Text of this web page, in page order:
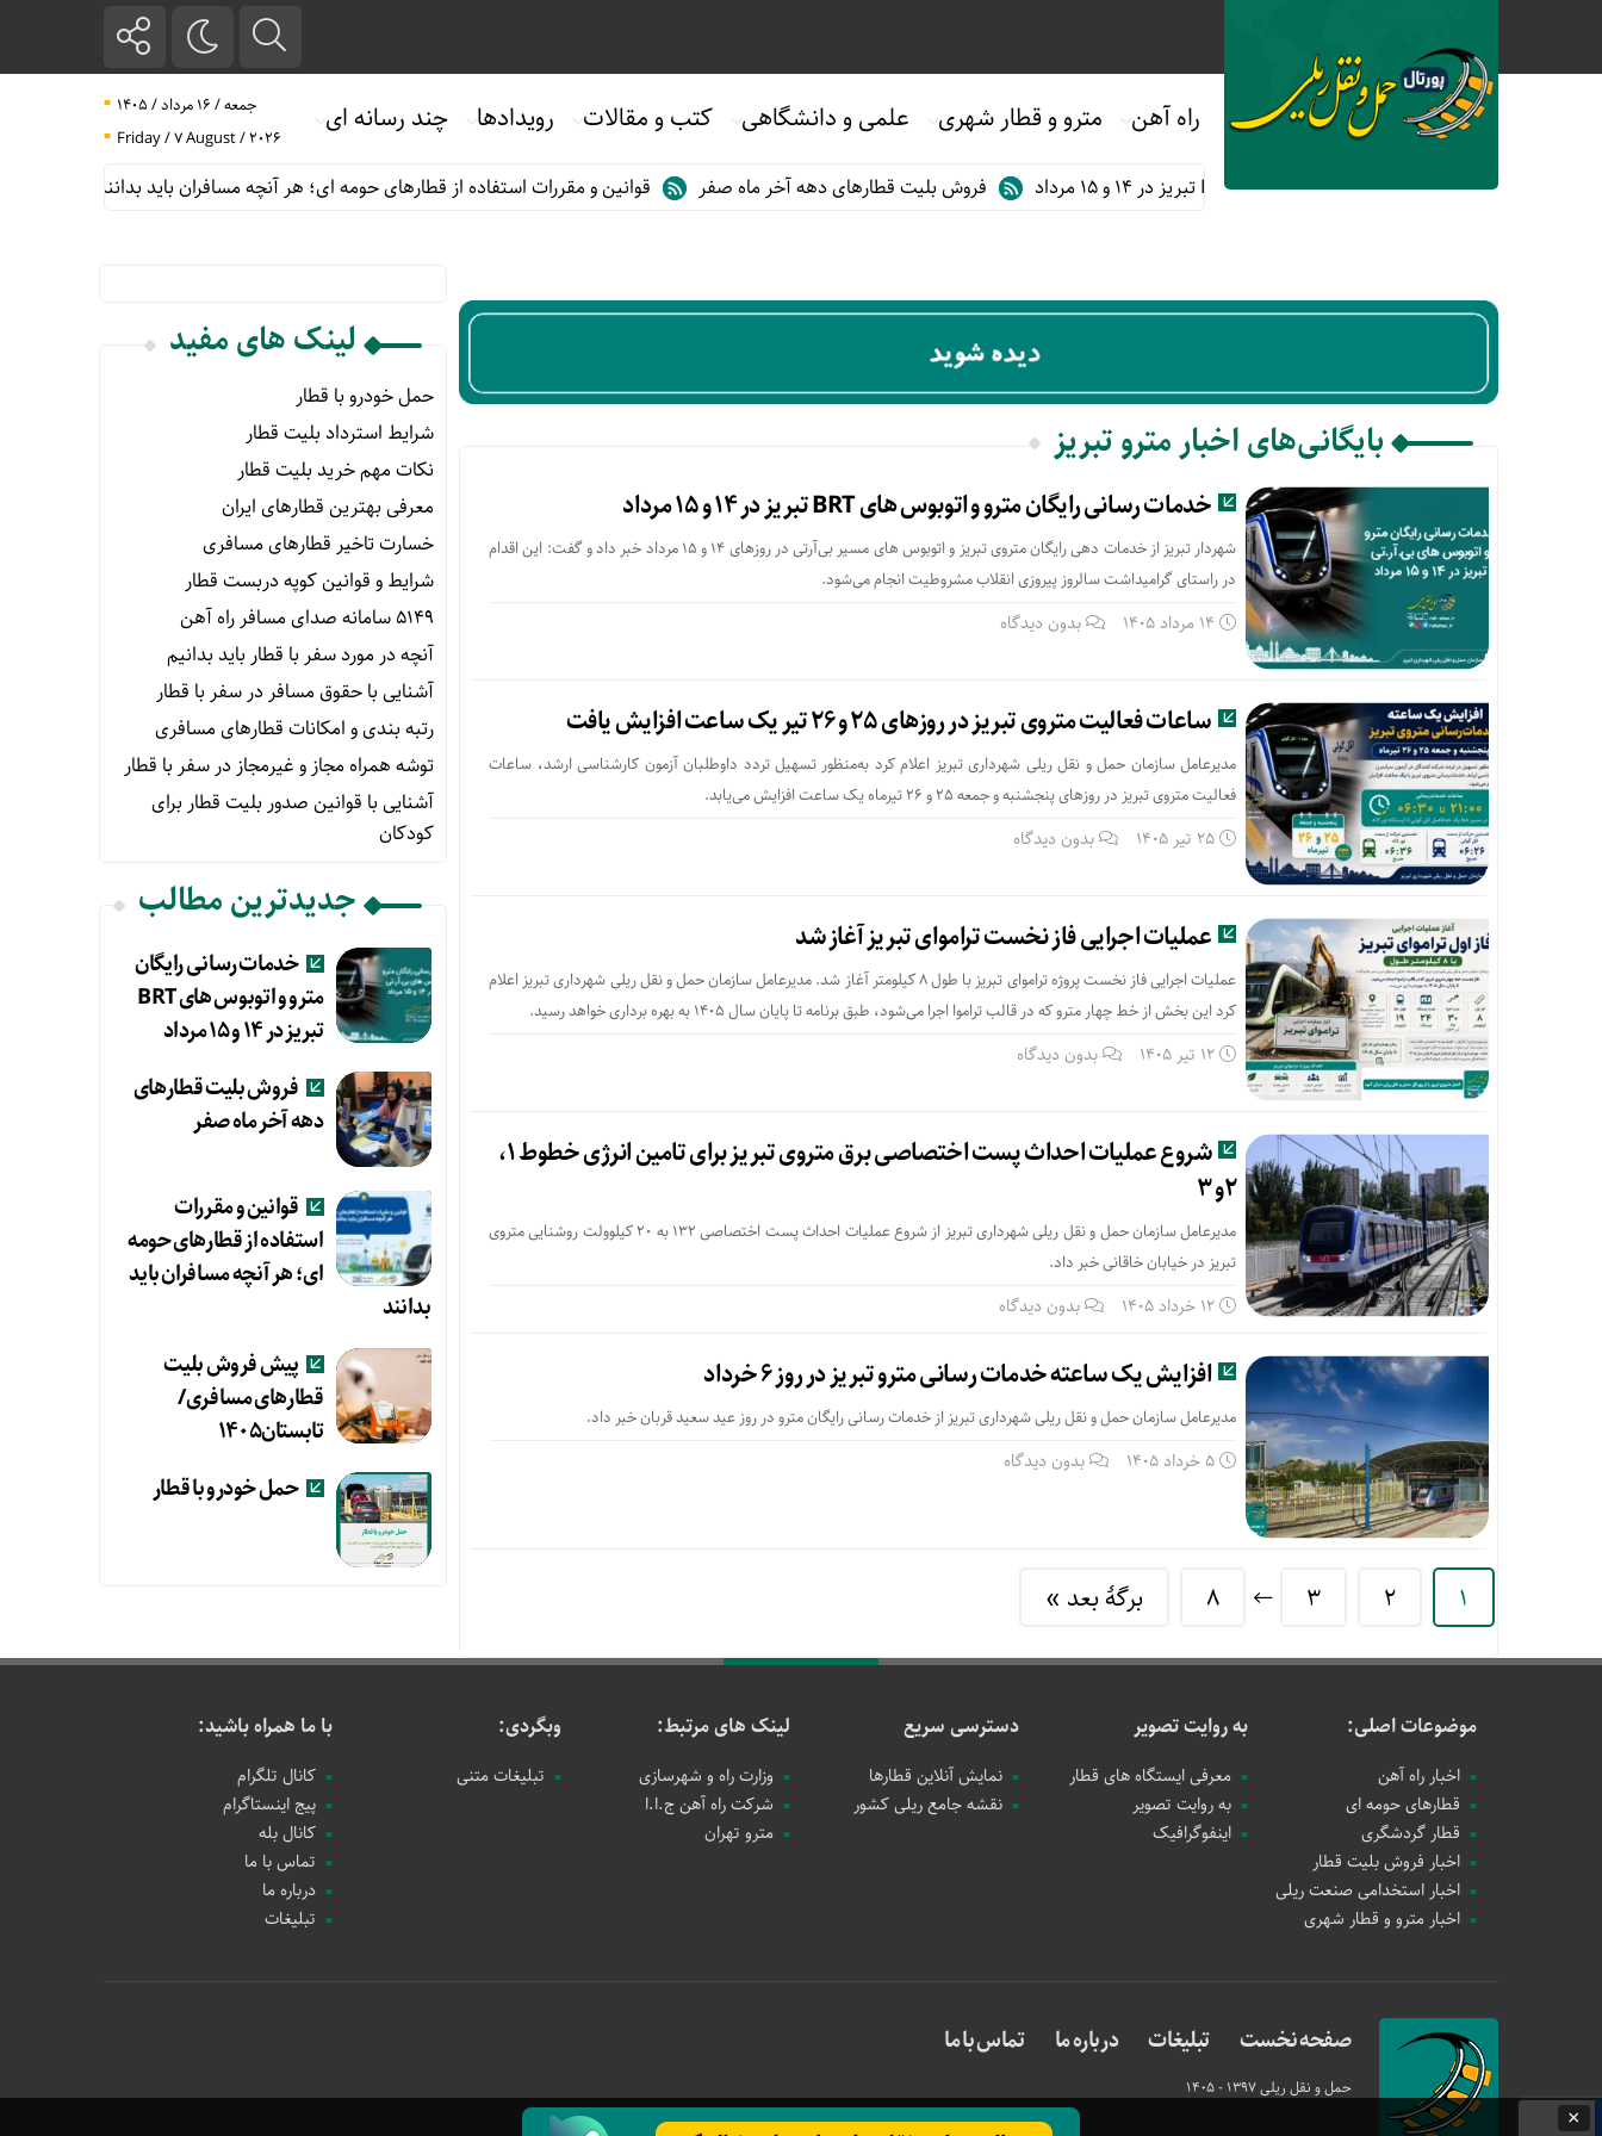
راه آهن مترو و قطار شهری علمی و دانشگاهی کتب و مقالات رویدادها چند رسانه ای
جمعه / ۱۶ مرداد / ۱۴۰۵
Friday / 7 August / 2026
خدمات رسانی رایگان مترو و اتوبوس های BRT تبریز در ۱۴ و ۱۵ مرداد فروش بلیت قطارهای دهه آخر ماه صفر قوانین و مقررات استفاده از قطارهای حومه ای؛ هر آنچه مسافران باید بدانند
بایگانی‌های اخبار مترو تبریز
خدمات رسانی رایگان مترو و اتوبوس های BRT تبریز در ۱۴ و ۱۵ مرداد
شهردار تبریز از خدمات دهی رایگان متروی تبریز و اتوبوس های مسیر بی‌آرتی در روزهای ۱۴ و ۱۵ مرداد خبر داد و گفت: این اقدام
در راستای گرامیداشت سالروز پیروزی انقلاب مشروطیت انجام می‌شود.
14 مرداد 1405 بدون دیدگاه
ساعات فعالیت متروی تبریز در روزهای ۲۵ و ۲۶ تیر یک ساعت افزایش یافت
مدیرعامل سازمان حمل و نقل ریلی شهرداری تبریز اعلام کرد به‌منظور تسهیل تردد داوطلبان آزمون کارشناسی ارشد، ساعات
فعالیت متروی تبریز در روزهای پنجشنبه و جمعه ۲۵ و ۲۶ تیرماه یک ساعت افزایش می‌یابد.
25 تیر 1405 بدون دیدگاه
عملیات اجرایی فاز نخست تراموای تبریز آغاز شد
عملیات اجرایی فاز نخست پروژه تراموای تبریز با طول ۸ کیلومتر آغاز شد. مدیرعامل سازمان حمل و نقل ریلی شهرداری تبریز اعلام
کرد این بخش از خط چهار مترو که در قالب تراموا اجرا می‌شود، طبق برنامه تا پایان سال ۱۴۰۵ به بهره برداری خواهد رسید.
12 تیر 1405 بدون دیدگاه
شروع عملیات احداث پست اختصاصی برق متروی تبریز برای تامین انرژی خطوط ۱،
۲و ۳
مدیرعامل سازمان حمل و نقل ریلی شهرداری تبریز از شروع عملیات احداث پست اختصاصی ۱۳۲ به ۲۰ کیلوولت روشنایی متروی
تبریز در خیابان خاقانی خبر داد.
12 خرداد 1405 بدون دیدگاه
افزایش یک ساعته خدمات رسانی مترو تبریز در روز ۶ خرداد
مدیرعامل سازمان حمل و نقل ریلی شهرداری تبریز از خدمات رسانی رایگان مترو در روز عید سعید قربان خبر داد.
5 خرداد 1405 بدون دیدگاه
1
2
3
8 برگهٔ بعد »
لینک های مفید
حمل خودرو با قطار
شرایط استرداد بلیت قطار
نکات مهم خرید بلیت قطار
معرفی بهترین قطارهای ایران
خسارت تاخیر قطارهای مسافری
شرایط و قوانین کوپه دربست قطار
۵۱۴۹ سامانه صدای مسافر راه آهن
آنچه در مورد سفر با قطار باید بدانیم
آشنایی با حقوق مسافر در سفر با قطار
رتبه بندی و امکانات قطارهای مسافری
توشه همراه مجاز و غیرمجاز در سفر با قطار
آشنایی با قوانین صدور بلیت قطار برای
کودکان
جدیدترین مطالب
خدمات رسانی رایگان
مترو و اتوبوس های BRT
تبریز در ۱۴ و ۱۵ مرداد
فروش بلیت قطارهای
دهه آخر ماه صفر
قوانین و مقررات
استفاده از قطارهای حومه
ای؛ هر آنچه مسافران باید
بدانند
پیش فروش بلیت
قطارهای مسافری/
تابستان۱۴۰۵
حمل خودرو با قطار
موضوعات اصلی:
اخبار راه آهن
قطارهای حومه ای
قطار گردشگری
اخبار فروش بلیت قطار
اخبار استخدامی صنعت ریلی
اخبار مترو و قطار شهری
به روایت تصویر
معرفی ایستگاه های قطار
به روایت تصویر
اینفوگرافیک
دسترسی سریع
نمایش آنلاین قطارها
نقشه جامع ریلی کشور
لینک های مرتبط:
وزارت راه و شهرسازی
شرکت راه آهن ج.ا.ا
مترو تهران
وبگردی:
تبلیغات متنی
با ما همراه باشید:
کانال تلگرام
پیج اینستاگرام
کانال بله
تماس با ما
درباره ما
تبلیغات
صفحه نخست تبلیغات درباره ما تماس با ما
حمل و نقل ریلی1397 - 1405
×